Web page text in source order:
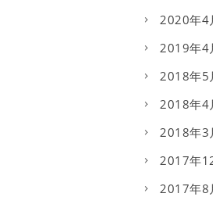
2020年4
2019年4
2018年5
2018年4
2018年3
2017年
2017年8